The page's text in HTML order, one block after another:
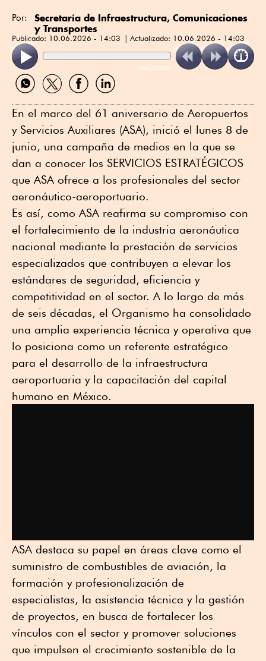
Por:
Secretaría de Infraestructura, Comunicaciones
y Transportes
Publicado: 10.06.2026 - 14:03 Actualizado: 10.06.2026 - 14:03
ReadSpeaker
Compartir
por
Compartir
por
Compartir
por
Compartir
por
En el marco del 61 aniversario de Aeropuertos
y Servicios Auxiliares (ASA), inició el lunes 8 de
junio, una campaña de medios en la que se
dan a conocer los SERVICIOS ESTRATÉGICOS
que ASA ofrece a los profesionales del sector
aeronáutico-aeroportuario.
Es así, como ASA reafirma su compromiso con
el fortalecimiento de la industria aeronáutica
nacional mediante la prestación de servicios
especializados que contribuyen a elevar los
estándares de seguridad, eficiencia y
competitividad en el sector. A lo largo de más
de seis décadas, el Organismo ha consolidado
una amplia experiencia técnica y operativa que
lo posiciona como un referente estratégico
para el desarrollo de la infraestructura
aeroportuaria y la capacitación del capital
humano en México.
ASA destaca su papel en áreas clave como el
suministro de combustibles de aviación, la
formación y profesionalización de
especialistas, la asistencia técnica y la gestión
de proyectos, en busca de fortalecer los
vínculos con el sector y promover soluciones
que impulsen el crecimiento sostenible de la